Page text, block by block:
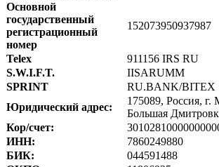
Основной
государственный
регистрационный
номер
152073950937987
Telex
911156 IRS RU
S.W.I.F.T.
IISARUMM
SPRINT
RU.BANK/BITEX
Юридический адрес:
175089, Россия, г.
Большая
Кор/счет:
ИНН:
7860249880
БИК:
044591488